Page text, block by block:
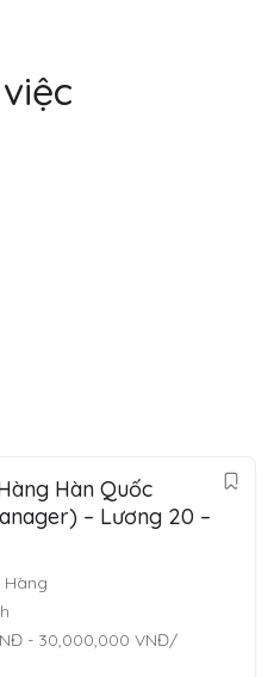
Hàn Quốc
– Lương 20 –
Hàng
- 30,000,000 VNĐ/